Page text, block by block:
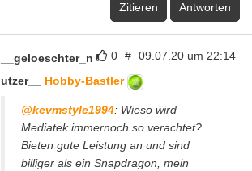
Zitieren Antworten
0 # 09.07.20 um 22:14
__geloeschter_n
utzer__ Hobby-Bastler
@kevmstyle1994: Wieso wird
Mediatek immernoch so verachtet?
Bieten gute Leistung an und sind
billiger als ein Snapdragon, mein